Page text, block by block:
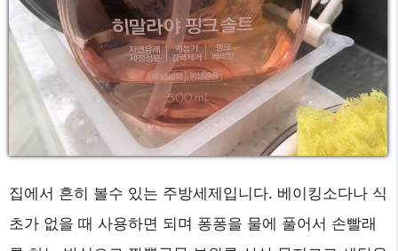
집에서 흔히 볼수 있는 주방세제입니다. 베이킹소다나 식
초가 없을 때 사용하면 되며 퐁퐁을 물에 풀어서 손빨래